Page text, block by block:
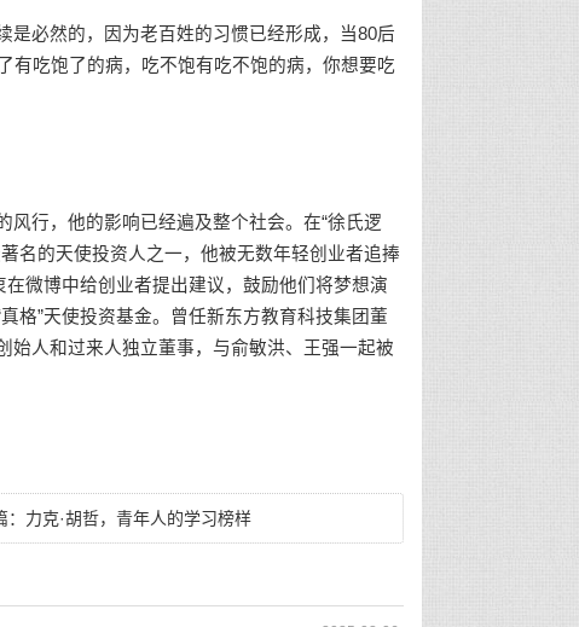
必然的，因为老百姓的习惯已经形成，当80后
有吃饱了的病，吃不饱有吃不饱的病，你想要吃
行，他的影响已经遍及整个社会。在“徐氏逻
名的天使投资人之一，他被无数年轻创业者追捧
微博中给创业者提出建议，鼓励他们将梦想演
格”天使投资基金。曾任新东方教育科技集团董
始人和过来人独立董事，与俞敏洪、王强一起被
力克·胡哲，青年人的学习榜样